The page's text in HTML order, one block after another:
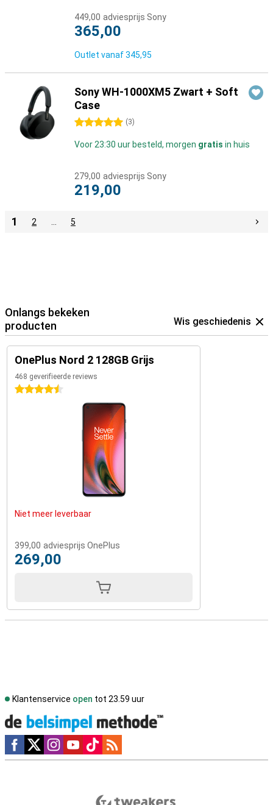
449,00 adviesprijs Sony
365,00
Outlet vanaf345,95
Sony WH-1000XM5 Zwart + Soft
Case
5 sterren (3)
Voor 23:30 uur besteld, morgen gratis in huis
279,00 adviesprijs Sony
219,00
1 2 5
Onlangs bekeken
producten
Wis geschiedenis
OnePlus Nord 2 128GB Grijs
468 geverifieerde reviews
4.5 sterren
Niet meer leverbaar
399,00 adviesprijs OnePlus
269,00
Klantenservice open tot 23.59 uur
Social media